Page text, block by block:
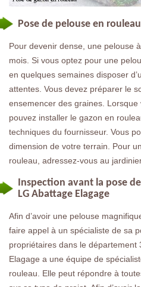
Pose de pelouse en
Pour devenir dense, une pelouse
mois. Si vous optez pour une
en quelques semaines disposer
attentes. Vous devez préparer le
ensemencer des graines.
pouvez installer le gazon en
techniques du fournisseur. Vous
dimension de votre terrain. Pour
rouleau, adressez-vous au
Inspection avant la pose
LG Abattage Elagage
Afin d’avoir une pelouse
faire appel à un spécialiste de sa
propriétaires dans le département
Elagage a une équipe de
rouleau. Elle peut répondre à